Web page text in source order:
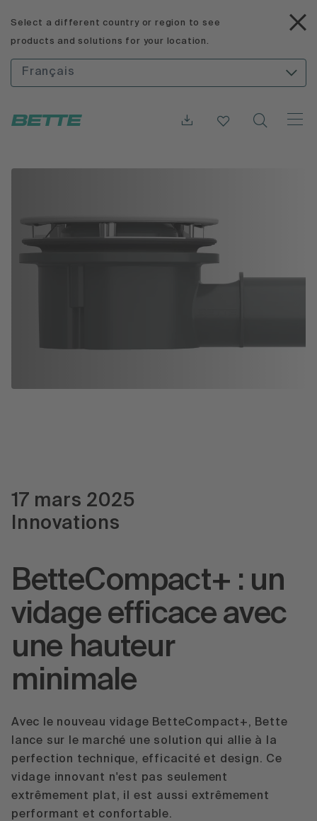
Select a different country or region to see
products and solutions for your location.
Français
17 mars 2025
Innovations
BetteCompact+ : un
vidage efficace avec
une hauteur
minimale
Avec le nouveau vidage BetteCompact+, Bette
lance sur le marché une solution qui allie à la
perfection technique, efficacité et design. Ce
vidage innovant n'est pas seulement
extrêmement plat, il est aussi extrêmement
performant et confortable.